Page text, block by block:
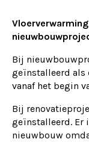
Bij
geïnstalleerd als
vanaf het begin
Bij
geïnstalleerd. Er
nieuwbouw